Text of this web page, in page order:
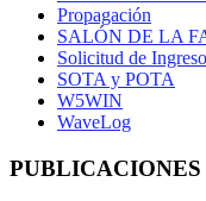
Propagación
SALÓN DE LA
Solicitud de Ingreso
SOTA y POTA
W5WIN
WaveLog